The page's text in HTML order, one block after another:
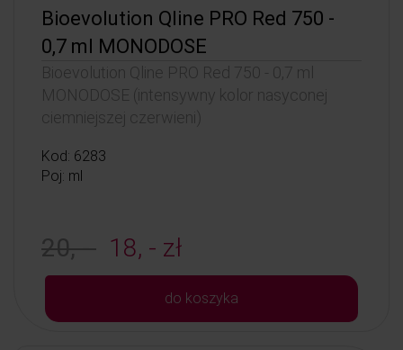
Bioevolution Qline PRO Red 750 -
0,7 ml MONODOSE
Bioevolution Qline PRO Red 750 - 0,7 ml
MONODOSE (intensywny kolor nasyconej
ciemniejszej czerwieni)
Kod: 6283
Poj: ml
20, - 18, - zł
do koszyka